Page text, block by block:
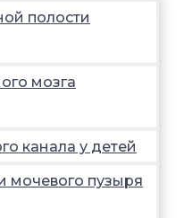
полости
мозга
канала у детей
мочевого пузыря